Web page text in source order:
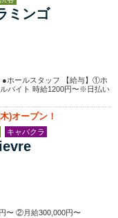
ミンゴ
●ホールスタッフ 【給与】①ホ
バイト 時給1200円〜※日払い
)オープン！
キャバクラ
〜 ②月給300,000円〜